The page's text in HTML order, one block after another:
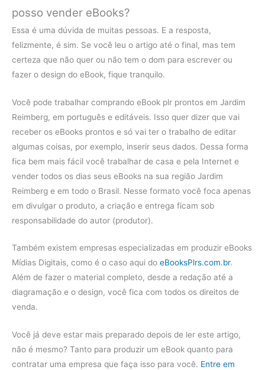
posso vender eBooks?
Essa é uma dúvida de muitas pessoas. E a resposta,
felizmente, é sim. Se você leu o artigo até o final, mas tem
certeza que não quer ou não tem o dom para escrever ou
fazer o design do eBook, fique tranquilo.
Você pode trabalhar comprando eBook plr prontos em Jardim
Reimberg, em português e editáveis. Isso quer dizer que vai
receber os eBooks prontos e só vai ter o trabalho de editar
algumas coisas, por exemplo, inserir seus dados. Dessa forma
fica bem mais fácil você trabalhar de casa e pela Internet e
vender todos os dias seus eBooks na sua região Jardim
Reimberg e em todo o Brasil. Nesse formato você foca apenas
em divulgar o produto, a criação e entrega ficam sob
responsabilidade do autor (produtor).
Também existem empresas especializadas em produzir eBooks
Mídias Digitais, como é o caso aqui do eBooksPlrs.com.br.
Além de fazer o material completo, desde a redação até a
diagramação e o design, você fica com todos os direitos de
venda.
Você já deve estar mais preparado depois de ler este artigo,
não é mesmo? Tanto para produzir um eBook quanto para
contratar uma empresa que faça isso para você. Entre em